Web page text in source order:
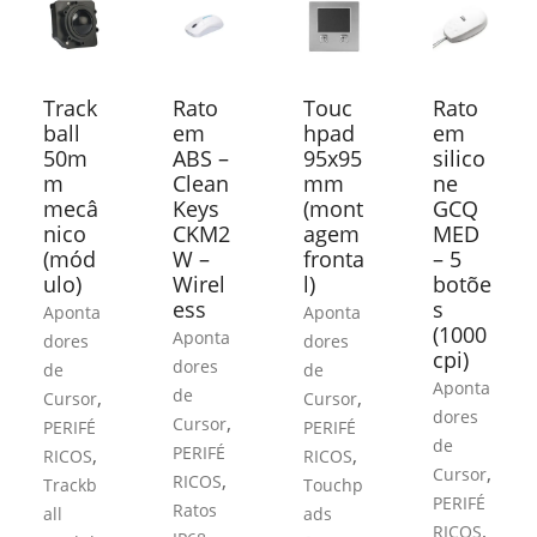
Track
ball
50m
m
mecâ
nico
(mód
ulo)
Aponta
dores
de
Cursor,
PERIFÉ
RICOS,
Trackb
all
Rato
em
ABS –
Clean
Keys
CKM2
W –
Wirel
ess
Aponta
dores
de
Cursor,
PERIFÉ
RICOS,
Ratos
Touc
hpad
95x95
mm
(mont
agem
fronta
l)
Aponta
dores
de
Cursor,
PERIFÉ
RICOS,
Touchp
ads
Rato
em
silico
ne
GCQ
MED
– 5
botõe
s
(1000
cpi)
Aponta
dores
de
Cursor,
PERIFÉ
RICOS,